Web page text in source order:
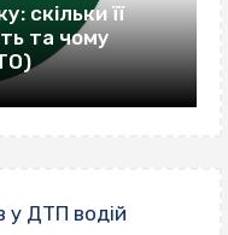
скільки її
та чому
у ДТП водій